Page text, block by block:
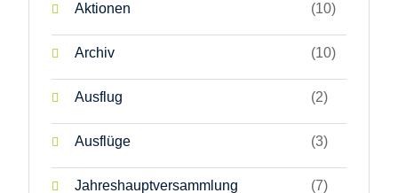
Aktionen (10)
Archiv (10)
Ausflug (2)
Ausflüge (3)
Jahreshauptversammlung (7)